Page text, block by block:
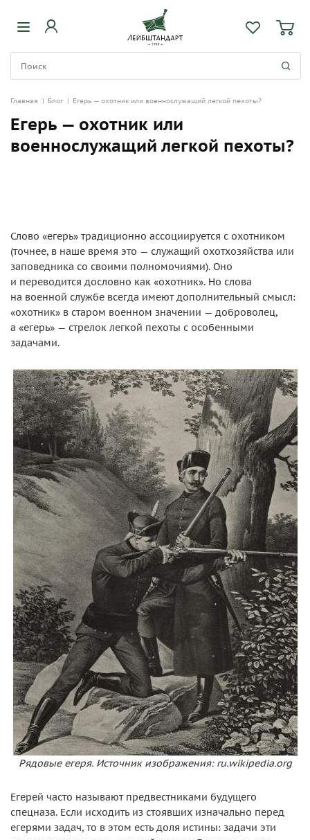
Главная | Блог | Егерь — охотник или военнослужащий легкой пехоты?
Егерь — охотник или
военнослужащий легкой пехоты?
Слово «егерь» традиционно ассоциируется с охотником
(точнее, в наше время это — служащий охотхозяйства или
заповедника со своими полномочиями). Оно
и переводится дословно как «охотник». Но слова
на военной службе всегда имеют дополнительный смысл:
«охотник» в старом военном значении — доброволец,
а «егерь» — стрелок легкой пехоты с особенными
задачами.
Рядовые егеря. Источник изображения: ru.wikipedia.org
Егерей часто называют предвестниками будущего
спецназа. Если исходить из стоявших изначально перед
егерями задач, то в этом есть доля истины: задачи эти